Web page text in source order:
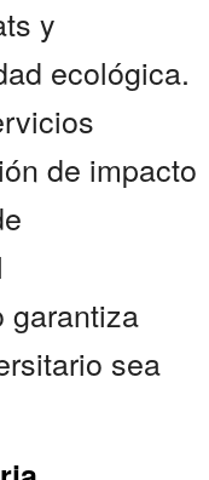
y
ecológica.
de impacto
garantiza
sea